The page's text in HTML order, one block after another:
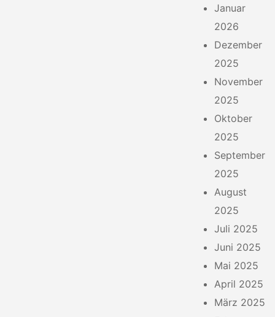
Januar
2026
Dezember
2025
November
2025
Oktober
2025
September
2025
August
2025
Juli 2025
Juni 2025
Mai 2025
April 2025
März 2025